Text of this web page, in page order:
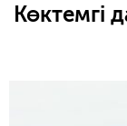
Көктемгі